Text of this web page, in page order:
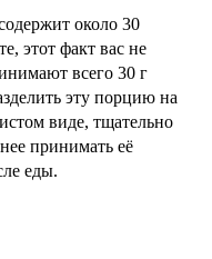
около 30
этот факт вас не
всего 30 г
эту порцию на
виде, тщательно
принимать её
еды.